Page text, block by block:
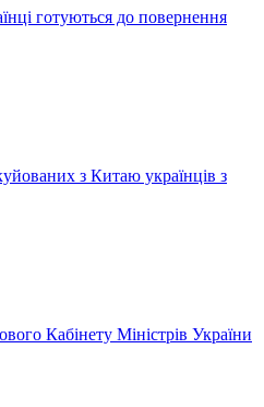
готуються до повернення
з Китаю українців з
Кабінету Міністрів України